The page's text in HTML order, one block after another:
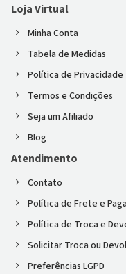
Loja Virtual
Minha Conta
Tabela de Medidas
Política de Privacidade
Termos e Condições
Seja um Afiliado
Blog
Atendimento
Contato
Política de Frete e
Política de Troca e
Solicitar Troca ou
Preferências LGPD